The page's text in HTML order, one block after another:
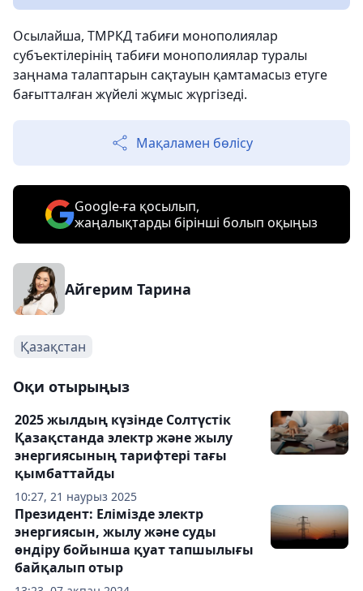
Осылайша, ТМРКД табиғи монополиялар
субъектілерінің табиғи монополиялар туралы
заңнама талаптарын сақтауын қамтамасыз етуге
бағытталған жүйелі жұмыс жүргізеді.
Мақаламен бөлісу
Google-ға қосылып,
жаңалықтарды бірінші болып оқыңыз
Айгерим Тарина
Қазақстан
Оқи отырыңыз
10:27, 21 наурыз 2025
2025 жылдың күзінде Солтүстік
Қазақстанда электр және жылу
энергиясының тарифтері тағы
қымбаттайды
Президент: Елімізде электр
энергиясын, жылу және суды
өндіру бойынша қуат тапшылығы
байқалып отыр